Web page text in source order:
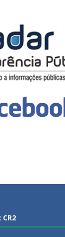
CR2